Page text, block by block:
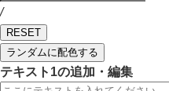
/
RESET
ランダムに配色する
テキスト1の追加・編集